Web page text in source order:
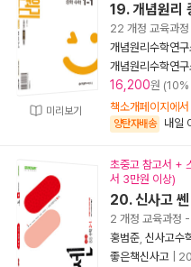
미리보기
19. 개념원리
22 개정 교육과정
개념원리수학연
개념원리수학연
16,200원
책소개페이지에
양탄자배송 내일
초중고 참고서 +
서 3만원 이상)
20. 신사고
2 개정 교육과정 -
홍범준 신사고수
좋은책신사고